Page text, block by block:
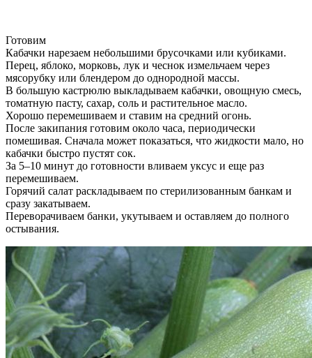
Готовим
Кабачки нарезаем небольшими брусочками или кубиками.
Перец, яблоко, морковь, лук и чеснок измельчаем через
мясорубку или блендером до однородной массы.
В большую кастрюлю выкладываем кабачки, овощную смесь,
томатную пасту, сахар, соль и растительное масло.
Хорошо перемешиваем и ставим на средний огонь.
После закипания готовим около часа, периодически
помешивая. Сначала может показаться, что жидкости мало, но
кабачки быстро пустят сок.
За 5–10 минут до готовности вливаем уксус и еще раз
перемешиваем.
Горячий салат раскладываем по стерилизованным банкам и
сразу закатываем.
Переворачиваем банки, укутываем и оставляем до полного
остывания.